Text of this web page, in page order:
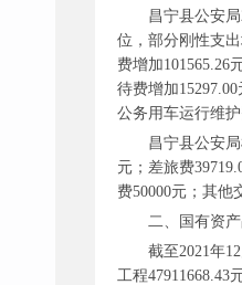
昌宁县公安局
位，部分刚性支
费增加101565.26
待费增加
公务用车运行维
昌宁县公安
元；差旅费
费50000元；其他
二、国有资
截至2021年
工程47911668.43